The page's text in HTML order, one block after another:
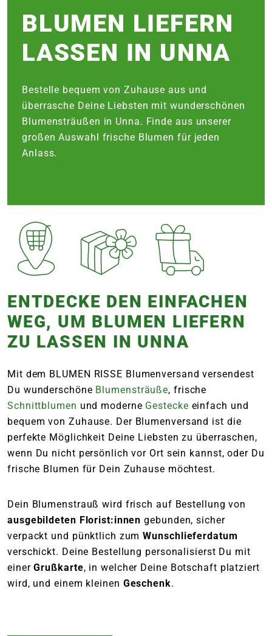
BLUMEN LIEFERN
LASSEN IN UNNA
Bestelle bequem von Zuhause aus und
überrasche Deine Liebsten mit wunderschönen
Blumensträußen in Unna. Finde aus unserer
großen Auswahl frische Blumen für jeden
Anlass.
ENTDECKE DEN EINFACHEN
WEG, UM BLUMEN LIEFERN
ZU LASSEN IN UNNA
Mit dem BLUMEN RISSE Blumenversand versendest
Du wunderschöne Blumensträuße, frische
Schnittblumen und moderne Gestecke einfach und
bequem von Zuhause. Der Blumenversand ist die
perfekte Möglichkeit Deine Liebsten zu überraschen,
wenn Du nicht persönlich vor Ort sein kannst, oder Du
frische Blumen für Dein Zuhause möchtest.
Dein Blumenstrauß wird frisch auf Bestellung von
ausgebildeten Florist:innen gebunden, sicher
verpackt und pünktlich zumWunschlieferdatum
verschickt. Deine Bestellung personalisierst Du mit
einerGrußkarte, in welcher Deine Botschaft platziert
wird, und einem kleinen Geschenk.